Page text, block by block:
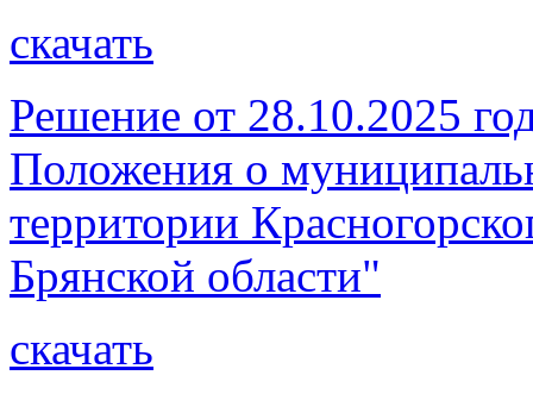
скачать
Решение от 28.10.2025
Положения о
территории
Брянской области"
скачать